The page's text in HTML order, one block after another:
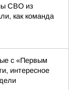
СВО из
как команда
с «Первым
интересное